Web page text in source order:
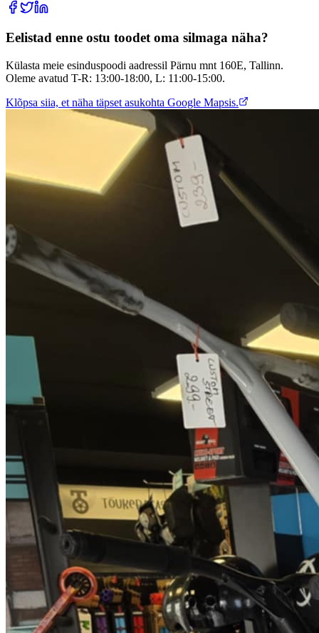
Eelistad enne ostu toodet oma silmaga näha?
Külasta meie esinduspoodi aadressil Pärnu mnt 160E, Tallinn.
Oleme avatud T-R: 13:00-18:00, L: 11:00-15:00.
Klõpsa siia, et näha täpset asukohta Google Mapsis.